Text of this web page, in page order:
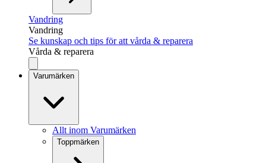
Vandring
Vandring
Se kunskap och tips för att vårda & reparera
Vårda & reparera
Varumärken
Allt inom Varumärken
Toppmärken